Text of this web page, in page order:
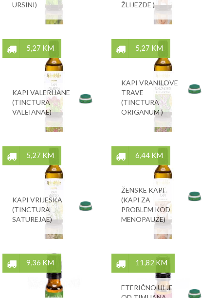
URSINI)
ŽLIJEZDE )
5,27 KM
KAPI VALERIJANE
(TINCTURA
VALEIANAE)
5,27 KM
KAPI VRANILOVE
TRAVE
(TINCTURA
ORIGANUM )
5,27 KM
KAPI VRIJESKA
(TINCTURA
SATUREJAE)
6,44 KM
ŽENSKE KAPI
(KAPI ZA
PROBLEM KOD
MENOPAUZE)
9,36 KM 11,82 KM
ETERIČNO ULJE